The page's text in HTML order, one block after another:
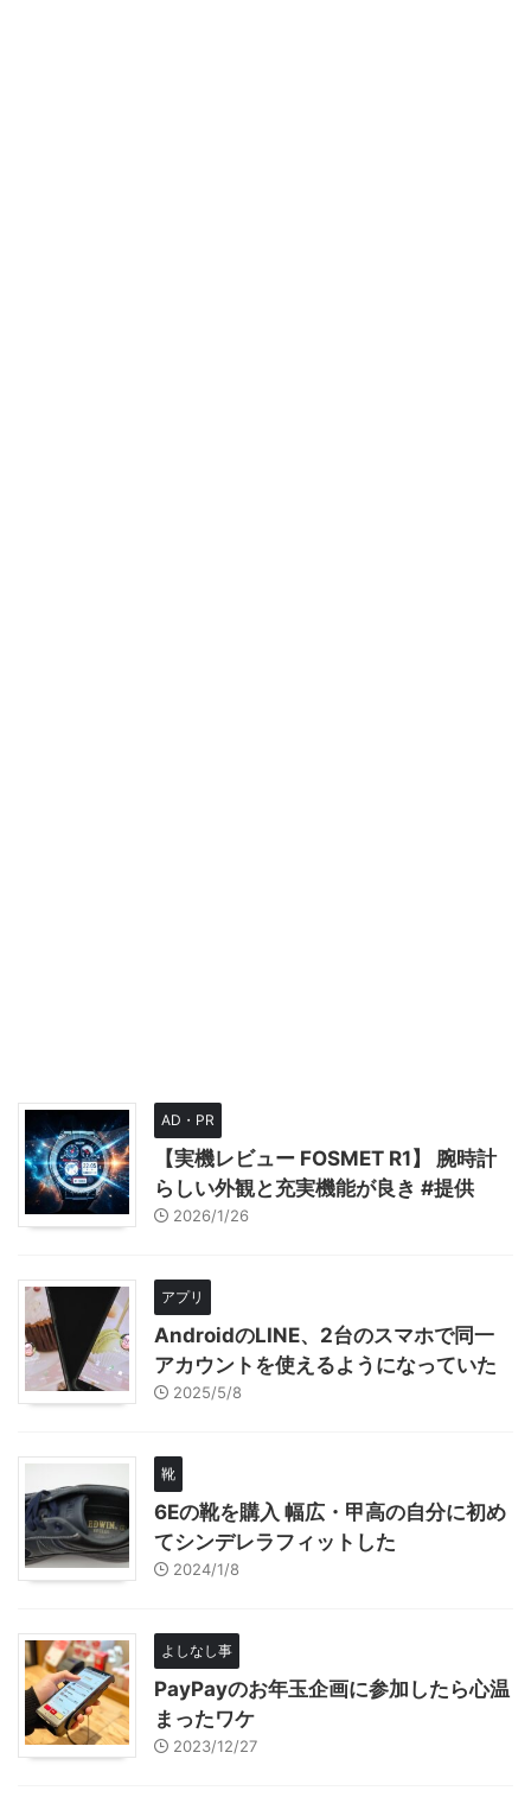
AD・PR
【実機レビュー FOSMET R1】 腕時計
らしい外観と充実機能が良き #提供
2026/1/26
アプリ
AndroidのLINE、2台のスマホで同一
アカウントを使えるようになっていた
2025/5/8
靴
6Eの靴を購入 幅広・甲高の自分に初め
てシンデレラフィットした
2024/1/8
よしなし事
PayPayのお年玉企画に参加したら心温
まったワケ
2023/12/27